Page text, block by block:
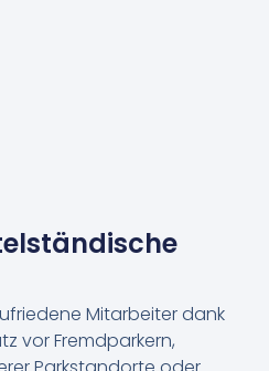
Mitarbeiter dank
vor Fremdparkern,